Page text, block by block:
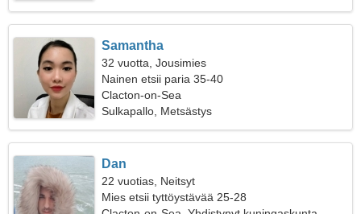
Samantha
32 vuotta, Jousimies
Nainen etsii paria 35-40
Clacton-on-Sea
Sulkapallo, Metsästys
Dan
22 vuotias, Neitsyt
Mies etsii tyttöystävää 25-28